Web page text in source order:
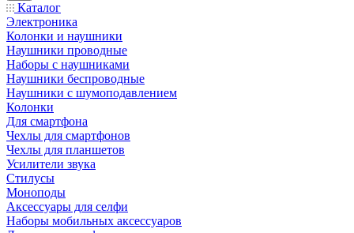
Каталог
Электроника
Колонки и наушники
Наушники проводные
Наборы с наушниками
Наушники беспроводные
Наушники с шумоподавлением
Колонки
Для смартфона
Чехлы для смартфонов
Чехлы для планшетов
Усилители звука
Стилусы
Моноподы
Аксессуары для селфи
Наборы мобильных аксессуаров